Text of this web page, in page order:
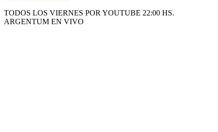
TODOS LOS VIERNES POR YOUTUBE 22:00 HS.
ARGENTUM EN VIVO